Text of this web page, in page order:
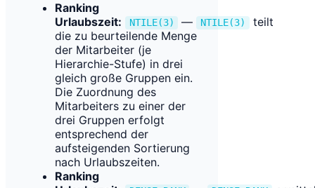
Ranking
Urlaubszeit:
NTILE(3) — NTILE(3)
teilt
die zu beurteilende Menge
der Mitarbeiter (je
Hierarchie-Stufe) in drei
gleich große Gruppen ein.
Die Zuordnung des
Mitarbeiters zu einer der
drei Gruppen erfolgt
entsprechend der
aufsteigenden Sortierung
nach Urlaubszeiten.
Ranking